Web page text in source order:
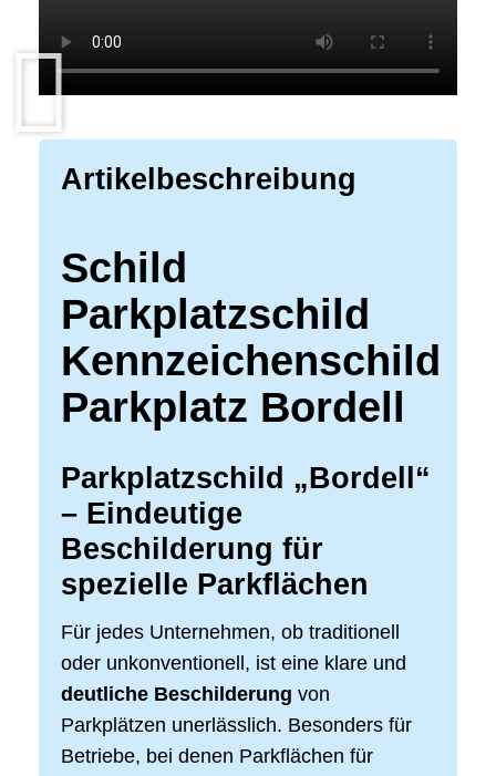
Artikelbeschreibung
Schild
Parkplatzschild
Kennzeichenschild
Parkplatz Bordell
Parkplatzschild „Bordell“
– Eindeutige
Beschilderung für
spezielle Parkflächen
Für jedes Unternehmen, ob traditionell
oder unkonventionell, ist eine klare und
deutliche Beschilderung von
Parkplätzen unerlässlich. Besonders für
Betriebe, bei denen Parkflächen für